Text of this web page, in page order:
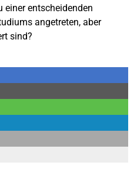
einer entscheidenden
angetreten, aber
sind?